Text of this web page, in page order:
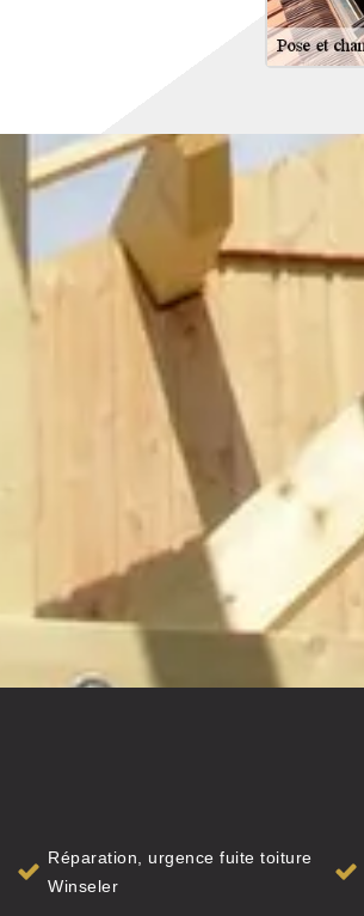
Réparation, urgence fuite toiture
Winseler